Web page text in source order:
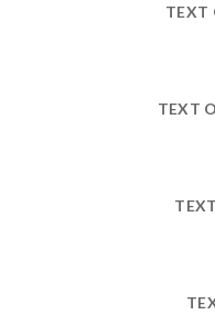
TEXT
TEXT